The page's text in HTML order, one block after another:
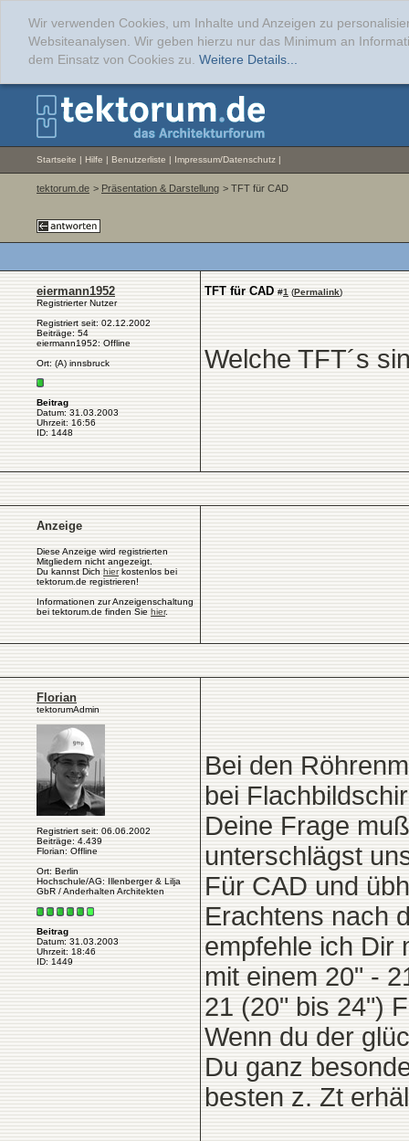
Wir verwenden Cookies, um Inhalte und Anzeigen zu
Websiteanalysen. Wir geben hierzu nur das Minimum an
dem Einsatz von Cookies zu. Weitere Details...
Startseite | Hilfe | Benutzerliste | Impressum/Datenschutz |
tektorum.de > Präsentation & Darstellung > TFT für CAD
eiermann1952
Registrierter Nutzer
Registriert seit: 02.12.2002
Beiträge: 54
eiermann1952: Offline
Ort: (A) innsbruck
Beitrag
Datum: 31.03.2003
Uhrzeit: 16:56
ID: 1448
TFT für CAD #1 (Permalink)
Welche TFT´s
Anzeige
Diese Anzeige wird registrierten
Mitgliedern nicht angezeigt.
Du kannst Dich hierkostenlos bei
tektorum.de registrieren!
Informationen zur Anzeigenschaltung
bei tektorum.de finden Sie hier.
Florian
tektorumAdmin
Registriert seit: 06.06.2002
Beiträge: 4.439
Florian: Offline
Ort: Berlin
Hochschule/AG: Illenberger & Lilja
GbR / Anderhalten Architekten
Beitrag
Datum: 31.03.2003
Uhrzeit: 18:46
ID: 1449
Bei den
bei
Deine Frage
unterschlägst
Für CAD und
Erachtens nach
empfehle ich Dir
mit einem 20" -
21 (20" bis 24")
Wenn du der
Du ganz
besten z. Zt